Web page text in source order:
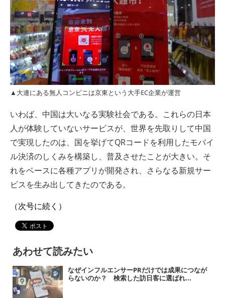
▲大連にある無人コンビニは京東という大手EC企業が運営
いわば、中国は大いなる実験社会である。これらの日本
人が体験していないサービスが、世界を先取りして中国
で実現したのは、国を挙げてQRコードを利用したモバイ
ル決済のしくみを構築し、普及させたことが大きい。そ
れをベースに各種アプリが開発され、さらなる新規サー
ビスを生み出してきたのである。
（次号に続く）
あわせて読みたい
なぜインフルエンサーPRだけでは成果につなが
らないのか？ 検索した訪日客に選ばれ...